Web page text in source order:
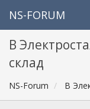
NS-FORUM
В
склад
NS-Forum В